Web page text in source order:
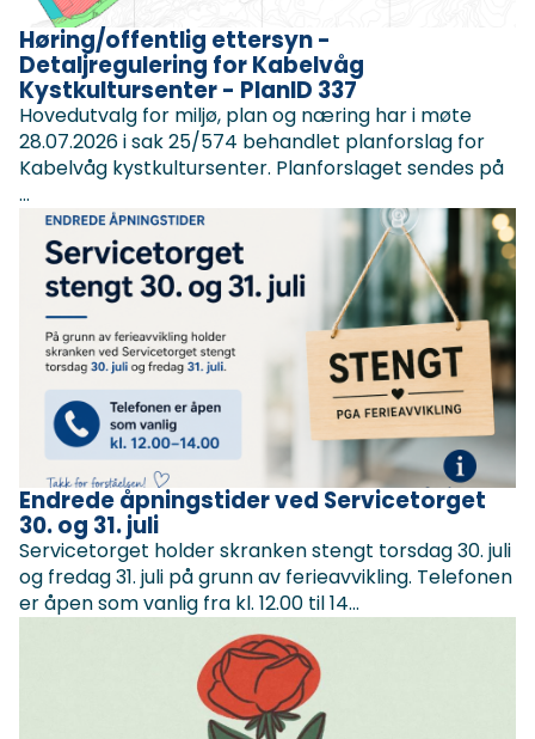
Høring/offentlig ettersyn -
Detaljregulering for Kabelvåg
Kystkultursenter - PlanID 337
Hovedutvalg for miljø, plan og næring har i møte
28.07.2026 i sak 25/574 behandlet planforslag for
Kabelvåg kystkultursenter. Planforslaget sendes på
...
Endrede åpningstider ved Servicetorget
30. og 31. juli
Servicetorget holder skranken stengt torsdag 30. juli
og fredag 31. juli på grunn av ferieavvikling. Telefonen
er åpen som vanlig fra kl. 12.00 til 14...